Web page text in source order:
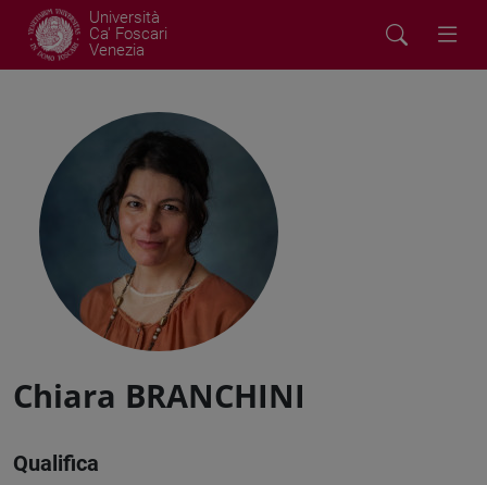
Università
Ca' Foscari
Venezia
Chiara BRANCHINI
Qualifica